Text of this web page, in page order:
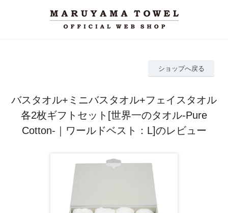
ショップへ戻る
バスタオル+ミニバスタオル+フェイスタオル
各2枚ギフトセット[世界一のタオル-Pure
Cotton-｜ワールドベスト：L]のレビュー